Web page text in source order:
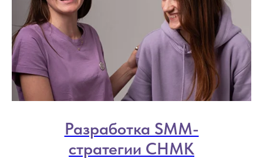
Разработка SMM-
стратегии СНМК